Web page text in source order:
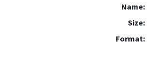
Name:
Size:
Format: